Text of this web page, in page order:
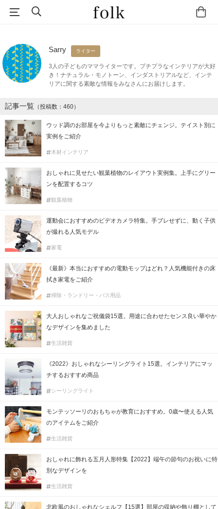
Sarry ライター
3人の子どものママライターです。プチプラなインテリアが大好
き！ナチュラル・モノトーン、インダストリアルなど、インテ
リアに関する素敵な情報をみなさんにお届けします。
記事一覧 （投稿数：460）
ウッド調のお部屋を今よりもっと素敵にチェンジ。テイスト別に
実例をご紹介
木材インテリア
おしゃれに見せたい観葉植物のレイアウト実例集。上手にグリー
ンを配置するコツ
観葉植物
運動会におすすめのビデオカメラ特集。手ブレせずに、動く子供
が撮れる人気モデル
家電
《最新》本当におすすめの電動モップはどれ？人気機能付きの床
拭き家電をご紹介
掃除・ランドリー・バス用品
大人おしゃれなご祝儀袋15選。用途に合わせたセンス良い華やか
なデザインを集めました
生活雑貨
《2022》おしゃれなシーリングライト15選。インテリアにマッ
チするおすすめ商品
シーリングライト
モンテッソーリのおもちゃが教育におすすめ。0歳〜使える人気
のアイテムをご紹介
生活雑貨
おしゃれに飾れる五月人形特集【2022】端午の節句のお祝いに特
別なデザインを
生活雑貨
北欧風のおしゃれなシェルフ【15選】部屋の収納や飾り棚として